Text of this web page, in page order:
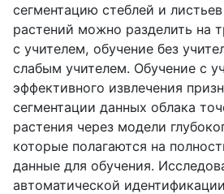
сегментацию стеблей и
растений можно разделить на
с учителем, обучение без
слабым учителем. Обучение с
эффективного извлечения
сегментации данных облака
растения через модели
которые полагаются на
данные для обучения.
автоматической